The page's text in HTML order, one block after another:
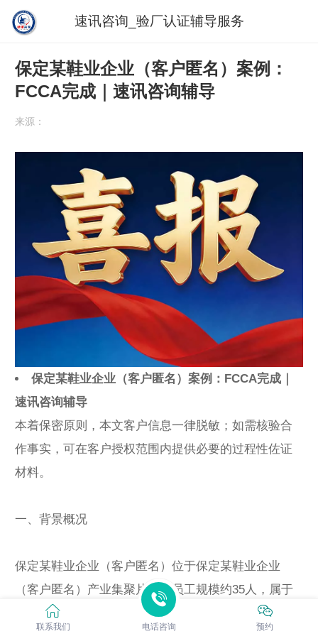
速讯咨询_验厂认证辅导服务
保定某鞋业企业（客户匿名）案例：
FCCA完成｜速讯咨询辅导
来源：
保定某鞋业企业（客户匿名）案例：FCCA完成｜
速讯咨询辅导
本着保密原则，本文客户信息一律脱敏；如需核验合
作事实，可在客户授权范围内提供必要的过程性佐证
材料。
一、背景概况
保定某鞋业企业（客户匿名）位于保定某鞋业企业
（客户匿名）产业集聚片区，员工规模约35人，属于
鞋类制品企业。主营产品以成品鞋/鞋材配件为主，订
联系我们 电话咨询 预约